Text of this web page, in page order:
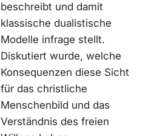
beschreibt und damit
klassische dualistische
Modelle infrage stellt.
Diskutiert wurde, welche
Konsequenzen diese Sicht
für das christliche
Menschenbild und das
Verständnis des freien